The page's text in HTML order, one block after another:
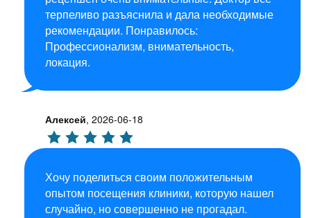
терпеливо разъяснила и дала необходимые
рекомендации. Понравилось:
Профессионализм, внимательность,
локация.
Алексей, 2026-06-18
Хочу поделиться своим положительным
опытом посещения клиники, которую нашел
случайно, но совершенно не прогадал.